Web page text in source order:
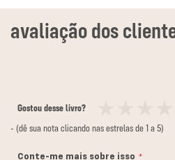
Gostou desse livro?
12
3
4
5
- (dê sua nota clicando nas estrelas de 1 a 5)
Conte-me mais sobre isso